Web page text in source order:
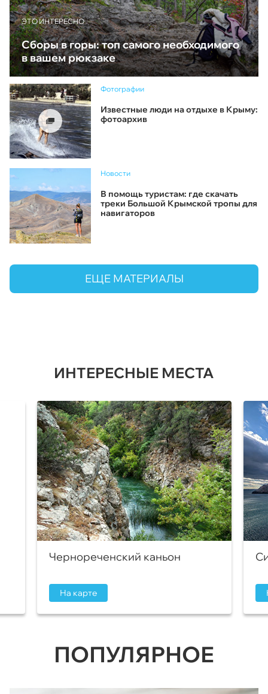
ЭТО ИНТЕРЕСНО
Сборы в горы: топ самого необходимого
в вашем рюкзаке
Фотографии
Известные люди на отдыхе в Крыму:
фотоархив
Новости
В помощь туристам: где скачать
треки Большой Крымской тропы для
навигаторов
ЕЩЕ МАТЕРИАЛЫ
ИНТЕРЕСНЫЕ МЕСТА
Чернореченский каньон
На карте
ПОПУЛЯРНОЕ